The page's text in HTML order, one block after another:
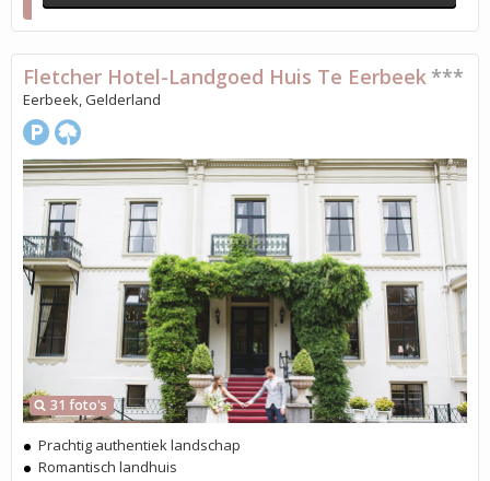
31 foto's
Fletcher Hotel-Landgoed Huis Te Eerbeek ***
Eerbeek, Gelderland
Prachtig authentiek landschap
Romantisch landhuis